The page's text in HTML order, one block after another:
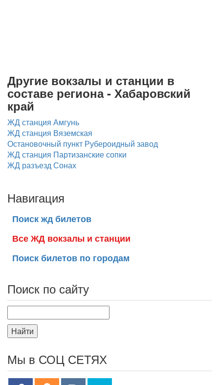
Другие вокзалы и станции в
составе региона - Хабаровский
край
ЖД станция Амгунь
ЖД станция Вяземская
Остановочный пункт Рубероидный завод
ЖД станция Партизанские сопки
ЖД разъезд Сонах
Навигация
Поиск жд билетов
Все ЖД вокзалы и станции
Поиск билетов по городам
Поиск по сайту
Найти
Мы в СОЦ СЕТЯХ